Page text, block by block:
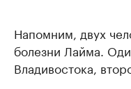
Напомним, двух
болезни Лайма.
Владивостока,